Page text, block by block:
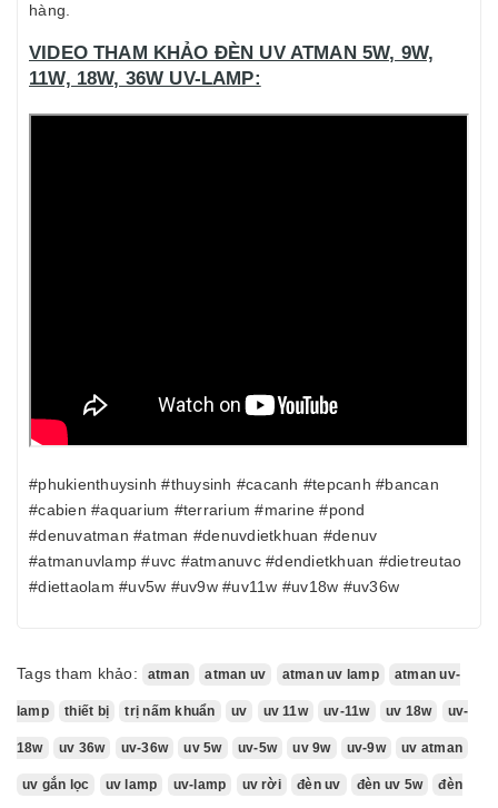
hàng.
VIDEO THAM KHẢO ĐÈN UV ATMAN 5W, 9W,
11W, 18W, 36W UV-LAMP:
#phukienthuysinh #thuysinh #cacanh #tepcanh #bancan
#cabien #aquarium #terrarium #marine #pond
#denuvatman #atman #denuvdietkhuan #denuv
#atmanuvlamp #uvc #atmanuvc #dendietkhuan #dietreutao
#diettaolam #uv5w #uv9w #uv11w #uv18w #uv36w
Tags tham khảo: atman atman uv atman uv lamp atman uv-
lamp thiết bị trị nấm khuẩn uv uv 11w uv-11w uv 18w uv-
18w uv 36w uv-36w uv 5w uv-5w uv 9w uv-9w uv atman
uv gắn lọc uv lamp uv-lamp uv rời đèn uv đèn uv 5w đèn